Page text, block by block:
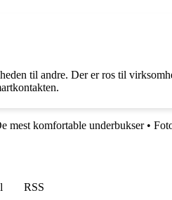
til andre. Der er ros til
mest komfortable underbukser•
RSS